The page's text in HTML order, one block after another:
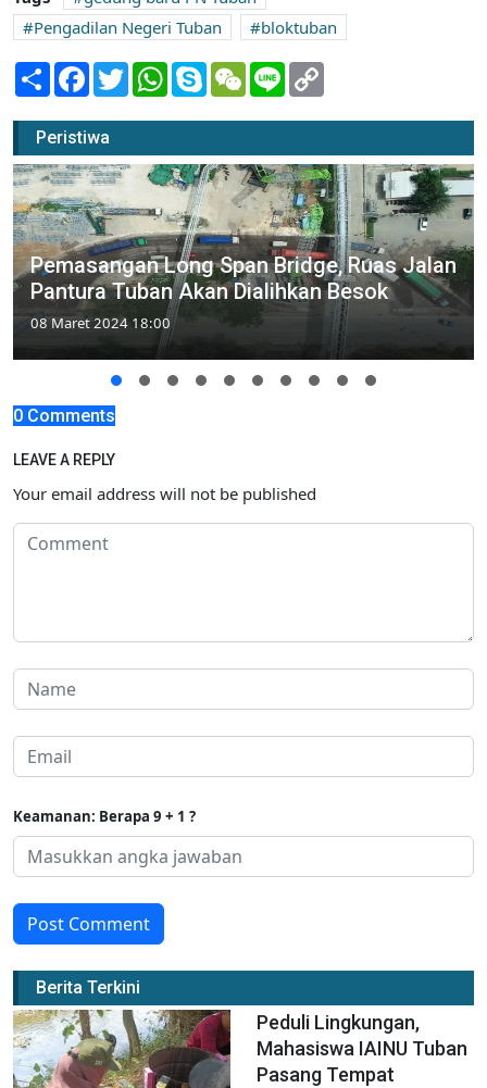
Pengadilan Negeri Tuban
bloktuban
Share Facebook
TwitterWhatsApp
SkypeWeChatLine
Peristiwa
Pemasangan Long Span Bridge, Ruas Jalan
Pantura Tuban Akan Dialihkan Besok
08 Maret 2024 18:00
0 Comments
LEAVE A REPLY
Your email address will not be published
Keamanan: Berapa 9 + 1 ?
Post Comment
Berita Terkini
Peduli Lingkungan,
Mahasiswa IAINU Tuban
Pasang Tempat